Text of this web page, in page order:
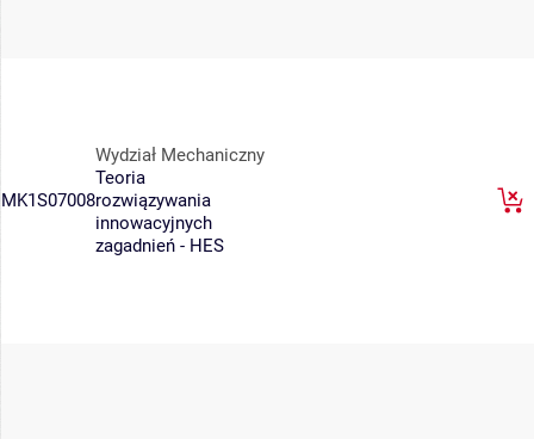
MK1S07008
Wydział Mechaniczny
Teoria
rozwiązywania
innowacyjnych
zagadnień - HES